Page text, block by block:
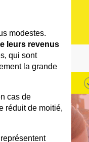
modestes.
leurs revenus
qui sont
la grande
cas de
réduit de moitié,